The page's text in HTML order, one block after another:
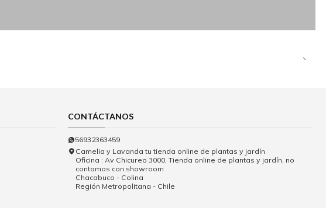
CONTÁCTANOS
56932363459
Camelia y Lavanda tu tienda online de plantas y jardín
Oficina : Av Chicureo 3000, Tienda online de plantas y jardín, no
contamos con showroom
Chacabuco - Colina
Región Metropolitana - Chile